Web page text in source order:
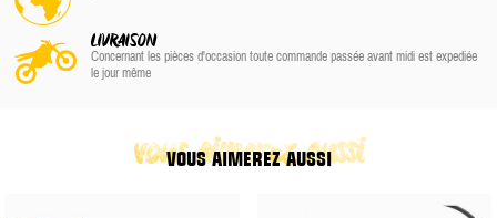
LIVRAISON
Concernant les pièces d'occasion toute commande passée avant midi est expediée
le jour même
VOUS AIMEREZ AUSSI
vous aimerez aussi